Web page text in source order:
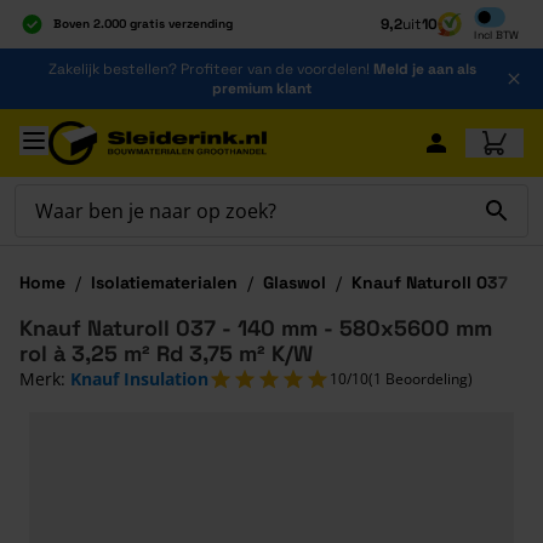
Boven 2.000 gratis verzending
Al 40 jaar dé specialist
Alles onder één dak
9,2uit10
Incl BTW
Inclusief
Ga naar de inhoud
Zakelijk bestellen? Profiteer van de voordelen! Meld je aan als
premium klant
Ga naar hoofdinhoud
Home / Isolatiematerialen / Glaswol / Knauf Naturoll 037
Knauf Naturoll 037 - 140 mm - 580x5600 mm
rol à 3,25 m² Rd 3,75 m² K/W
Merk: Knauf Insulation 10/10(1 Beoordeling)